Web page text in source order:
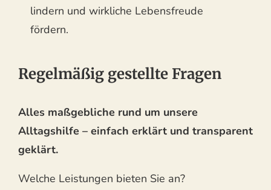
lindern und wirkliche Lebensfreude
fördern.
Regelmäßig gestellte Fragen
Alles maßgebliche rund um unsere
Alltagshilfe – einfach erklärt und transparent
geklärt.
Welche Leistungen bieten Sie an?